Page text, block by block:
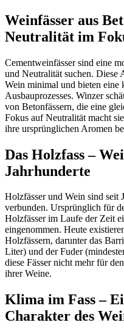
Weinfässer aus
Neutralität im
Cementweinfässer sind eine
und Neutralität suchen. Diese
Wein minimal und bieten eine
Ausbauprozesses. Winzer
von Betonfässern, die eine
Fokus auf Neutralität macht
ihre ursprünglichen Aromen
Das Holzfass –
Jahrhunderte
Holzfässer und Wein sind seit
verbunden. Ursprünglich für
Holzfässer im Laufe der Zeit
eingenommen. Heute
Holzfässern, darunter das
Liter) und der Fuder
diese Fässer nicht mehr für
ihrer Weine.
Klima im Fass –
Charakter des